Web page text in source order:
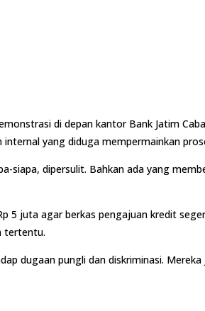
di depan kantor Bank Jatim
yang diduga mempermainkan
siapa, dipersulit. Bahkan ada yang
5 juta agar berkas pengajuan kredit
tertentu.
dugaan pungli dan diskriminasi.